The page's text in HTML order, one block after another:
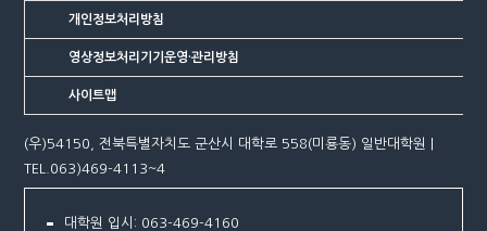
개인정보처리방침
영상정보처리기기운영·관리방침
사이트맵
(우)54150, 전북특별자치도 군산시 대학로 558(미룡동) 일반대학원 |
TEL.063)469-4113~4
대학원 입시: 063-469-4160